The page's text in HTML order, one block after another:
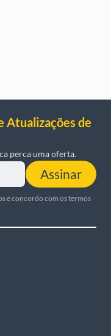
Atualizações de
perca uma oferta.
Assinar
e concordo com os termos